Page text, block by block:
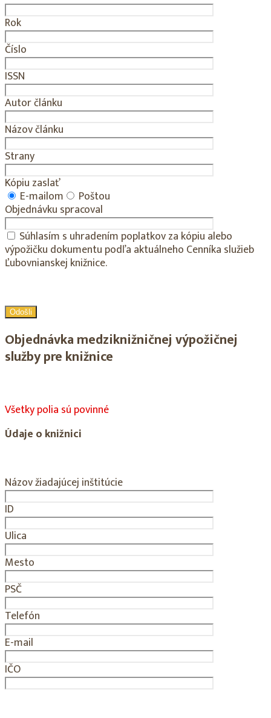
Rok
Číslo
ISSN
Autor článku
Názov článku
Strany
Kópiu zaslať
E-mailom Poštou
Objednávku spracoval
Súhlasím s uhradením poplatkov za kópiu alebo
výpožičku dokumentu podľa aktuálneho Cenníka služieb
Ľubovnianskej knižnice.
Objednávka medziknižničnej výpožičnej
služby pre knižnice
Všetky polia sú povinné
Údaje o knižnici
Názov žiadajúcej inštitúcie
ID
Ulica
Mesto
PSČ
Telefón
E-mail
IČO